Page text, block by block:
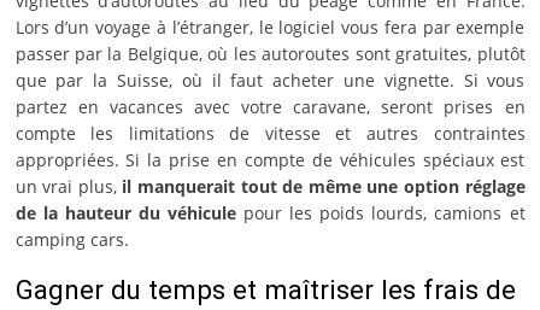
Lors d’un voyage à l’étranger, le logiciel vous fera par exemple
passer par la Belgique, où les autoroutes sont gratuites, plutôt
que par la Suisse, où il faut acheter une vignette. Si vous
partez en vacances avec votre caravane, seront prises en
compte les limitations de vitesse et autres contraintes
appropriées. Si la prise en compte de véhicules spéciaux est
un vrai plus, il manquerait tout de même une option réglage
de la hauteur du véhiculepour les poids lourds, camions et
camping cars.
Gagner du temps et maîtriser les frais de